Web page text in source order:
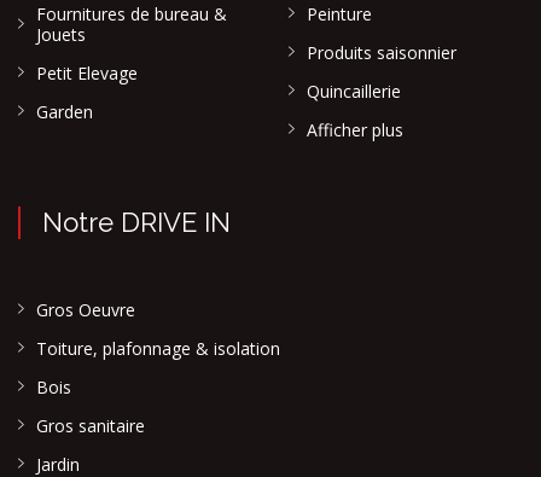
Fournitures de bureau &
Jouets
Petit Elevage
Garden
Peinture
Produits saisonnier
Quincaillerie
Afficher plus
Notre DRIVE IN
Gros Oeuvre
Toiture, plafonnage & isolation
Bois
Gros sanitaire
Jardin